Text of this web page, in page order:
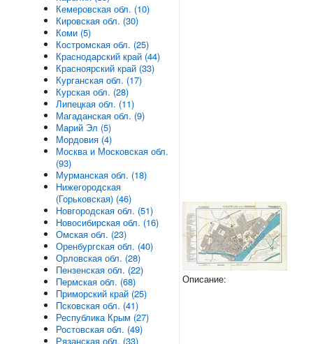
Описание:
Кемеровская обл. (10)
Кировская обл. (30)
Коми (5)
Костромская обл. (25)
Краснодарский край (44)
Красноярский край (33)
Курганская обл. (17)
Курская обл. (28)
Липецкая обл. (11)
Магаданская обл. (9)
Марий Эл (5)
Мордовия (4)
Москва и Московская обл.
(93)
Мурманская обл. (18)
Нижегородская
(Горьковская) (46)
Новгородская обл. (51)
Новосибирская обл. (16)
Омская обл. (23)
Оренбургская обл. (40)
Орловская обл. (28)
Пензенская обл. (22)
Пермская обл. (68)
Приморский край (25)
Псковская обл. (41)
Республика Крым (27)
Ростовская обл. (49)
Рязанская обл. (33)